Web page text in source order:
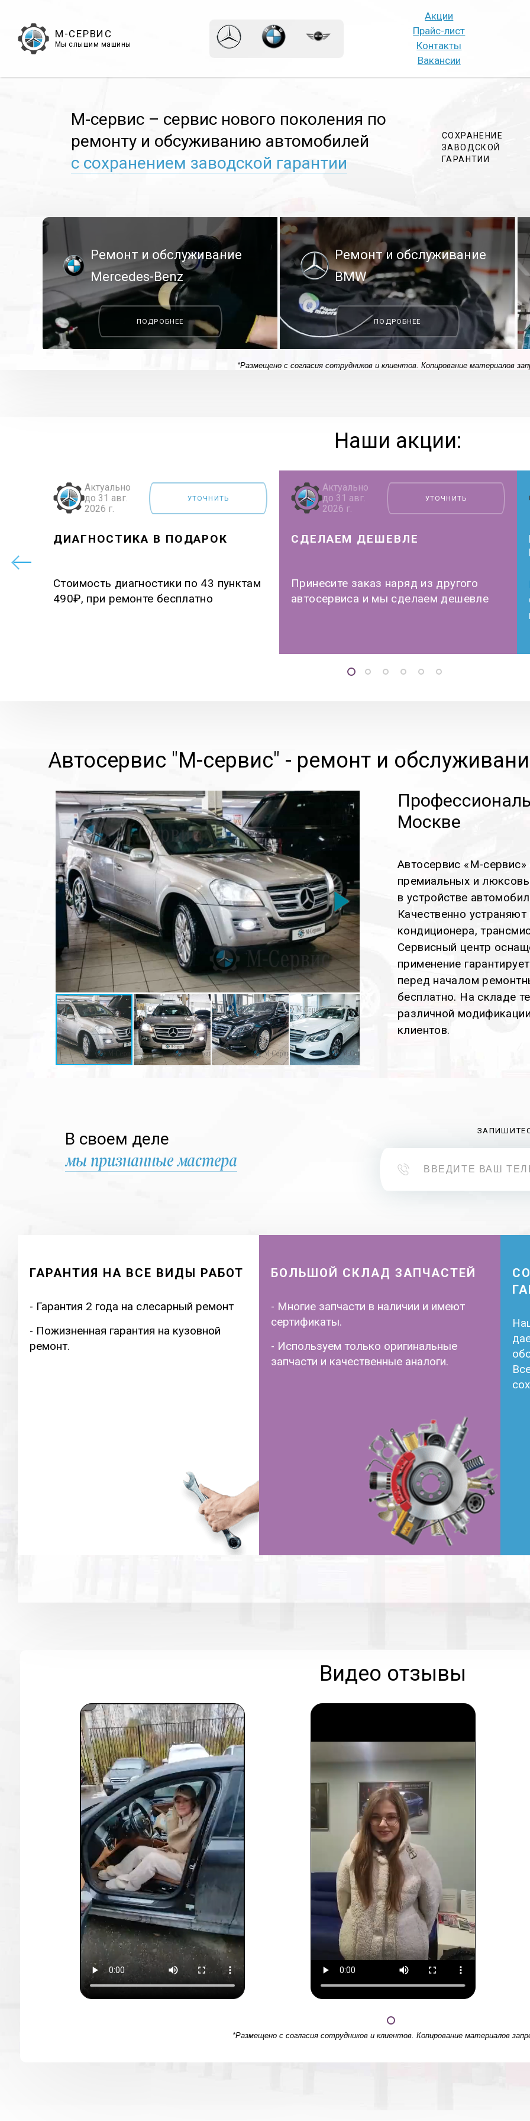
М-СЕРВИС
Мы слышим машины
Акции
Прайс-лист
Контакты
Вакансии
М-сервис – сервис нового поколения по
ремонту и обсуживанию автомобилей
с сохранением заводской гарантии
СОХРАНЕНИЕ
ЗАВОДСКОЙ
ГАРАНТИИ
Ремонт и обслуживание
Mercedes-Benz
ПОДРОБНЕЕ
Ремонт и обслуживание
BMW
ПОДРОБНЕЕ
*Размещено с согласия сотрудников и клиентов. Копирование материалов
Наши акции:
Актуально
до 31 авг.
2026 г.
УТОЧНИТЬ
ДИАГНОСТИКА В ПОДАРОК
Стоимость диагностики по 43 пунктам
490₽, при ремонте бесплатно
Актуально
до 31 авг.
2026 г.
УТОЧНИТЬ
СДЕЛАЕМ ДЕШЕВЛЕ
Принесите заказ наряд из другого
автосервиса и мы сделаем дешевле
Автосервис "М-сервис" - ремонт и
Москве
Автосервис «М-сервис»
премиальных и
в устройстве
Качественно
кондиционера,
Сервисный центр
применение
перед началом
бесплатно. На складе
различной
клиентов.
В своем деле
мы признанные мастера
ГАРАНТИЯ НА ВСЕ ВИДЫ РАБОТ
- Гарантия 2 года на слесарный ремонт
- Пожизненная гарантия на кузовной
ремонт.
БОЛЬШОЙ СКЛАД ЗАПЧАСТЕЙ
- Многие запчасти в наличии и имеют
сертификаты.
- Используем только оригинальные
запчасти и качественные аналоги.
Видео отзывы
*Размещено с согласия сотрудников и клиентов. Копирование материалов